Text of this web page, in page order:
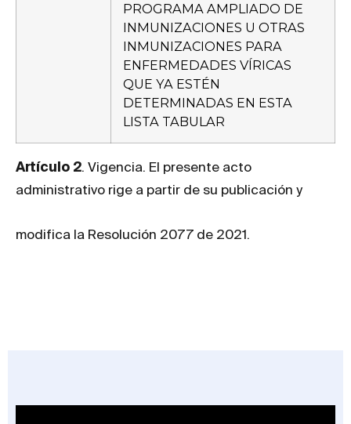
PROGRAMA AMPLIADO DE
INMUNIZACIONES U OTRAS
INMUNIZACIONES PARA
ENFERMEDADES VÍRICAS
QUE YA ESTÉN
DETERMINADAS EN ESTA
LISTA TABULAR
Artículo 2. Vigencia. El presente acto
administrativo rige a partir de su publicación y
modifica la Resolución 2077 de 2021.